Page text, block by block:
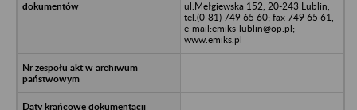
ul.Mełgiewska 152, 20-243 Lublin,
tel.(0-81) 749 65 60; fax 749 65 61,
e-mail:emiks-lublin@op.pl;
www.emiks.pl